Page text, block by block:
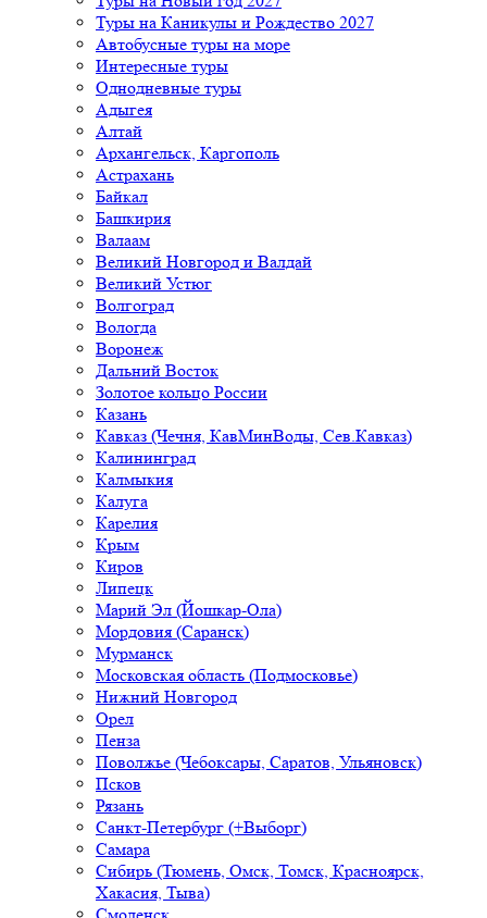
Туры на Каникулы и Рождество 2027
Автобусные туры на море
Интересные туры
Однодневные туры
Адыгея
Алтай
Архангельск, Каргополь
Астрахань
Байкал
Башкирия
Валаам
Великий Новгород и Валдай
Великий Устюг
Волгоград
Вологда
Воронеж
Дальний Восток
Золотое кольцо России
Казань
Кавказ (Чечня, КавМинВоды, Сев.Кавказ)
Калининград
Калмыкия
Калуга
Карелия
Крым
Киров
Липецк
Марий Эл (Йошкар-Ола)
Мордовия (Саранск)
Мурманск
Московская область (Подмосковье)
Нижний Новгород
Орел
Пенза
Поволжье (Чебоксары, Саратов, Ульяновск)
Псков
Рязань
Санкт-Петербург (+Выборг)
Самара
Сибирь (Тюмень, Омск, Томск, Красноярск,
Хакасия, Тыва)